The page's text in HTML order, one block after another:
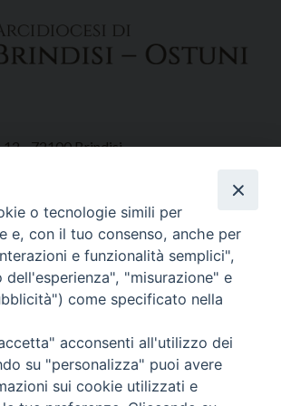
12 - 72100 Brindisi
ore 9 - 13
Martedì ore 9 - 13
WebMail
o tecnologie simili per
e, con il tuo consenso, anche per
e funzionalità semplici",
dell'esperienza", "misurazione" e
come specificato nella
acconsenti all'utilizzo dei
su "personalizza" puoi avere
sui cookie utilizzati e